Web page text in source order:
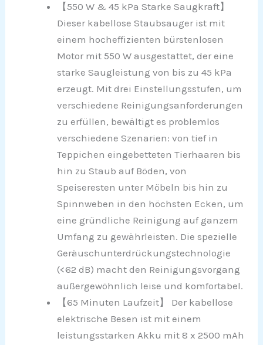
【550 W & 45 kPa Starke Saugkraft】
Dieser kabellose Staubsauger ist mit
einem hocheffizienten bürstenlosen
Motor mit 550 W ausgestattet, der eine
starke Saugleistung von bis zu 45 kPa
erzeugt. Mit drei Einstellungsstufen, um
verschiedene Reinigungsanforderungen
zu erfüllen, bewältigt es problemlos
verschiedene Szenarien: von tief in
Teppichen eingebetteten Tierhaaren bis
hin zu Staub auf Böden, von
Speiseresten unter Möbeln bis hin zu
Spinnweben in den höchsten Ecken, um
eine gründliche Reinigung auf ganzem
Umfang zu gewährleisten. Die spezielle
Geräuschunterdrückungstechnologie
(<62 dB) macht den Reinigungsvorgang
außergewöhnlich leise und komfortabel.
【65 Minuten Laufzeit】 Der kabellose
elektrische Besen ist mit einem
leistungsstarken Akku mit 8 x 2500 mAh